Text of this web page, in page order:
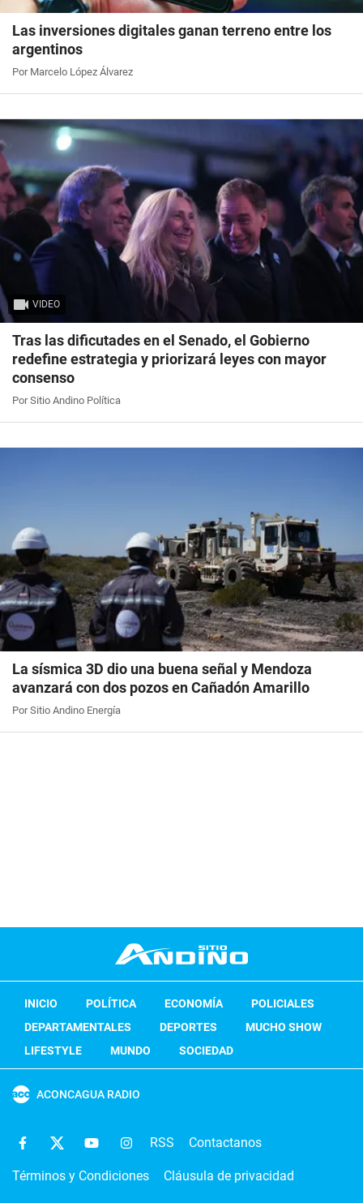
Las inversiones digitales ganan terreno entre los
argentinos
Por Marcelo López Álvarez
VIDEO
Tras las dificutades en el Senado, el Gobierno
redefine estrategia y priorizará leyes con mayor
consenso
Por Sitio Andino Política
La sísmica 3D dio una buena señal y Mendoza
avanzará con dos pozos en Cañadón Amarillo
Por Sitio Andino Energía
INICIO POLÍTICA ECONOMÍA
POLICIALES
DEPARTAMENTALES
DEPORTES
MUCHO SHOW
LIFESTYLE
MUNDO SOCIEDAD
ACONCAGUA RADIO
RSS Contactanos
Términos y Condiciones Cláusula de privacidad